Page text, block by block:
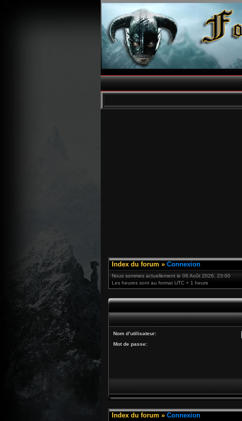
Index du forum » Connexion
Nous sommes actuellement le 06 Août 2026, 23:00
Les heures sont au format UTC + 1 heure
Nom d’utilisateur:
Mot de passe:
Index du forum » Connexion